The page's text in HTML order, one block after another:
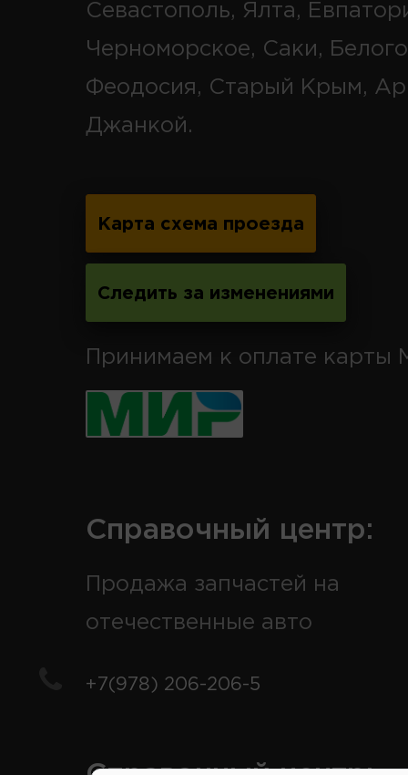
Севастополь, Ялта,
Черноморское, Саки,
Феодосия, Старый Крым,
Джанкой.
Карта схема проезда
Следить за изменениями
Принимаем к оплате карты
Справочный центр:
Продажа запчастей на
отечественные авто
+7(978) 206-206-5